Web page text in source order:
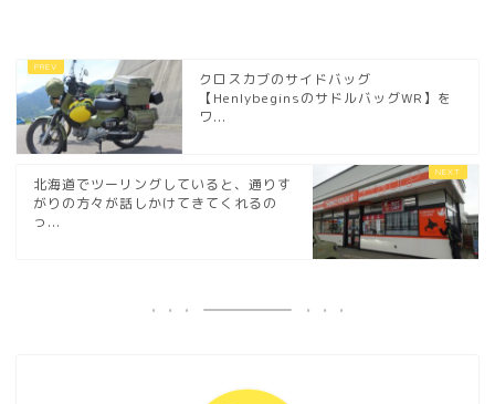
クロスカブのサイドバッグ
【HenlybeginsのサドルバッグWR】を
ワ...
北海道でツーリングしていると、通りす
がりの方々が話しかけてきてくれるの
っ...